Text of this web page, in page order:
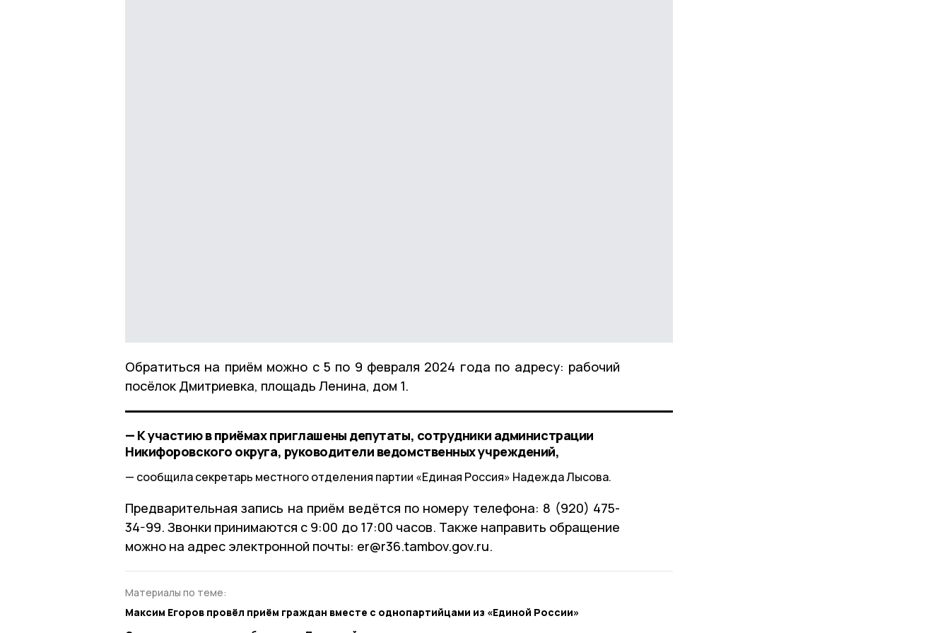
Обратиться на приём можно с 5 по 9 февраля 2024 года по адресу: рабочий
посёлок Дмитриевка, площадь Ленина, дом 1.
— К участию в приёмах приглашены депутаты, сотрудники администрации
Никифоровского округа, руководители ведомственных учреждений,
сообщила секретарь местного отделения партии «Единая Россия» Надежда Лысова.
Предварительная запись на приём ведётся по номеру телефона: 8 (920) 475-
34-99. Звонки принимаются с 9:00 до 17:00 часов. Также направить обращение
можно на адрес электронной почты: er@r36.tambov.gov.ru.
Материалы по теме:
Максим Егоров провёл приём граждан вместе с однопартийцами из «Единой России»